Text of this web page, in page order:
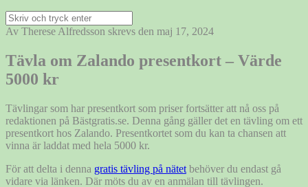
Sök
efter:
Av Therese Alfredsson skrevs den maj 17, 2024
Tävla om Zalando presentkort – Värde
5000 kr
Tävlingar som har presentkort som priser fortsätter att nå oss på
redaktionen på Bästgratis.se. Denna gång gäller det en tävling om ett
presentkort hos Zalando. Presentkortet som du kan ta chansen att
vinna är laddat med hela 5000 kr.
För att delta i denna gratis tävling på nätet behöver du endast gå
vidare via länken. Där möts du av en anmälan till tävlingen.